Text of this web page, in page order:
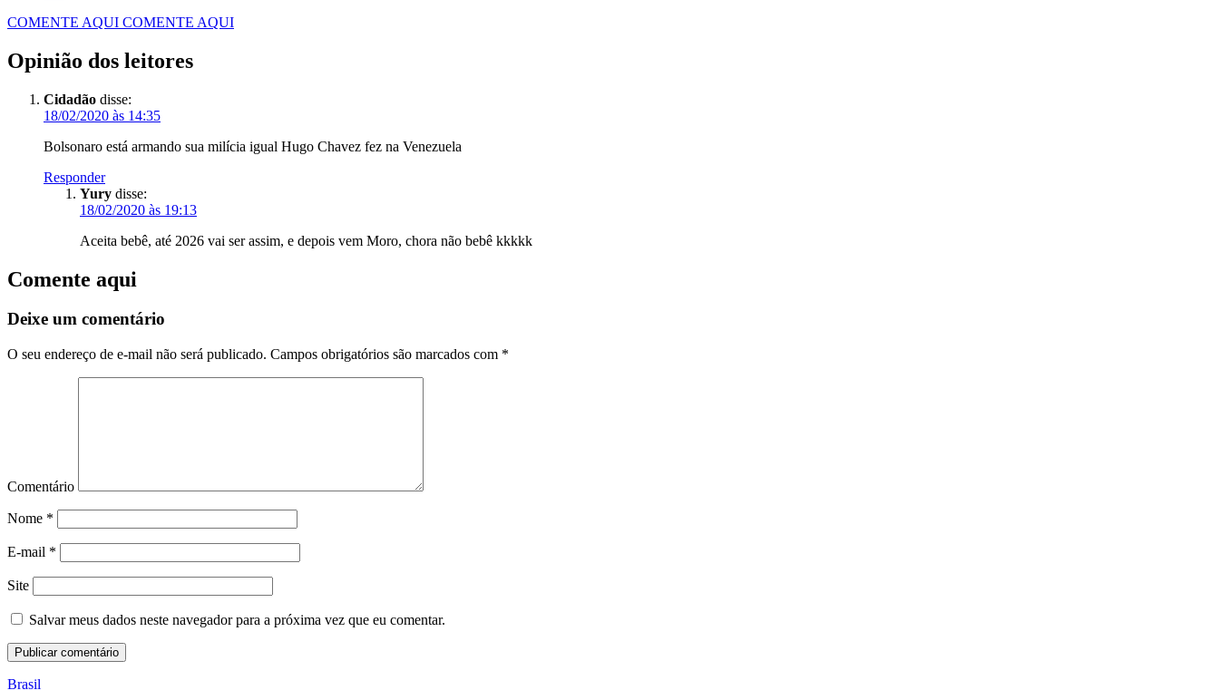
COMENTE AQUI COMENTE AQUI
Opinião dos leitores
Cidadão disse:
18/02/2020 às 14:35
Bolsonaro está armando sua milícia igual Hugo Chavez fez na Venezuela
Responder
Yury disse:
18/02/2020 às 19:13
Aceita bebê, até 2026 vai ser assim, e depois vem Moro, chora não bebê kkkkk
Comente aqui
Deixe um comentário
O seu endereço de e-mail não será publicado. Campos obrigatórios são marcados com *
Comentário
Nome *
E-mail *
Site
Salvar meus dados neste navegador para a próxima vez que eu comentar.
Brasil